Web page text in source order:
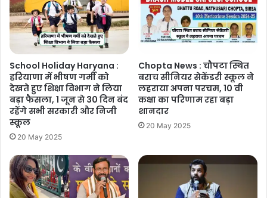
School Holiday Haryana :
हरियाणा में भीषण गर्मी को
देखते हुए शिक्षा विभाग ने लिया
बड़ा फैसला, 1 जून से 30 दिन बंद
रहेंगे सभी सरकारी और निजी
स्कूल
20 May 2025
Chopta News : चौपटा स्थित
बराच सीनियर सेकेंडरी स्कूल ने
लहराया अपना परचम, 10 वी
कक्षा का परिणाम रहा बड़ा
शानदार
20 May 2025